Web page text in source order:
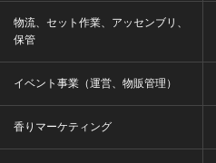
物流、セット作業、アッセンブリ、
保管
イベント事業（運営、物販管理）
香りマーケティング